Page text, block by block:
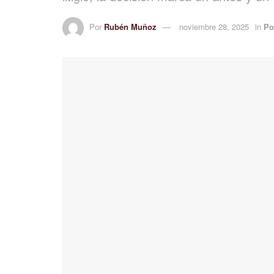
Por Rubén Muñoz noviembre 28, 2025 in